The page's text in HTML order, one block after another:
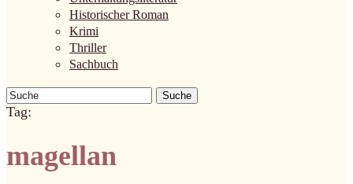
Historischer Roman
Krimi
Thriller
Sachbuch
Suche
Tag:
magellan